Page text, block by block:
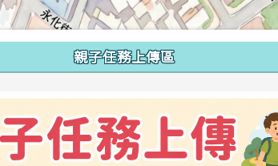
親子任務上傳區